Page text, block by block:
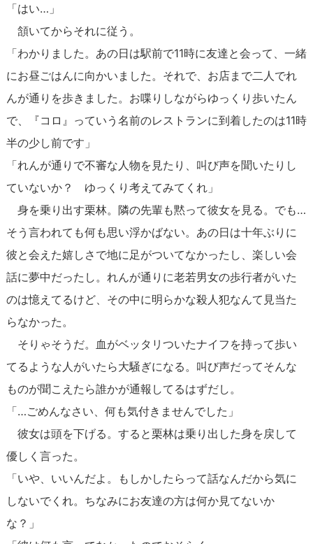
「はい…」
頷いてからそれに従う。
「わかりました。あの日は駅前で11時に友達と会って、一緒
にお昼ごはんに向かいました。それで、お店まで二人でれ
んが通りを歩きました。お喋りしながらゆっくり歩いたん
で、『コロ』っていう名前のレストランに到着したのは11時
半の少し前です」
「れんが通りで不審な人物を見たり、叫び声を聞いたりし
ていないか？ ゆっくり考えてみてくれ」
身を乗り出す栗林。隣の先輩も黙って彼女を見る。でも…
そう言われても何も思い浮かばない。あの日は十年ぶりに
彼と会えた嬉しさで地に足がついてなかったし、楽しい会
話に夢中だったし。れんが通りに老若男女の歩行者がいた
のは憶えてるけど、その中に明らかな殺人犯なんて見当た
らなかった。
そりゃそうだ。血がベッタリついたナイフを持って歩い
てるような人がいたら大騒ぎになる。叫び声だってそんな
ものが聞こえたら誰かが通報してるはずだし。
「…ごめんなさい、何も気付きませんでした」
彼女は頭を下げる。すると栗林は乗り出した身を戻して
優しく言った。
「いや、いいんだよ。もしかしたらって話なんだから気に
しないでくれ。ちなみにお友達の方は何か見てないか
な？」